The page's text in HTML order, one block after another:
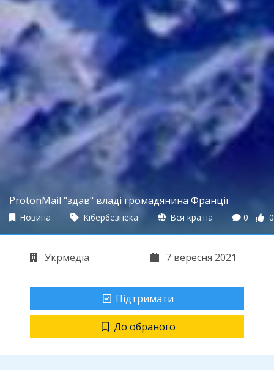
ProtonMail "здав" владі громадянина Франції
Новина Кібербезпека Вся країна 0 0
Укрмедіа 7 вересня 2021
Підтримати
До обраного